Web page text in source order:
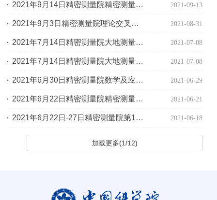
2021年9月14日精密测量院精密测量物理研究部学术预告 2021-09-13
2021年9月3日精密测量院理论交叉学术交流系列学术预告 2021-08-31
2021年7月14日精密测量院大地测量与地球动力学国家重点实验室学术预告 2021-07-08
2021年7月14日精密测量院大地测量与地球动力学国家重点实验室学术预告 2021-07-08
2021年6月30日精密测量院数学及应用研究部2021年学术报告（十二） 2021-06-29
2021年6月22日精密测量院精密测量院理论交叉学术交流系列报告 2021-06-21
2021年6月22日-27日精密测量院第19届 “地球动力学与固体潮” 国际研讨会 2021-06-18
加载更多(1/12)